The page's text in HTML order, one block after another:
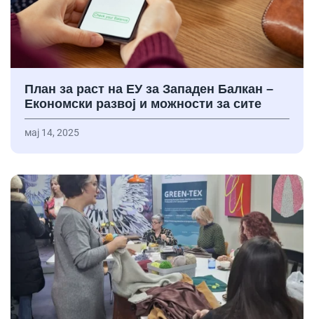
План за раст на ЕУ за Западен Балкан –
Економски развој и можности за сите
мај 14, 2025